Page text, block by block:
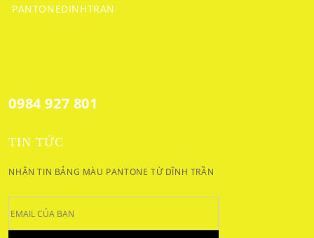
PANTONEDINHTRAN
0984 927 801
TIN TỨC
NHẬN TIN BẢNG MÀU PANTONE TỪ DĨNH TRẦN